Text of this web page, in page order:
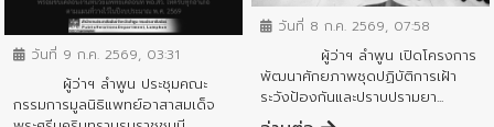
ข่าวสารจังหวัด
วันที่ 9 ก.ค. 2569, 03:31
ผู้ว่าฯ ลำพูน ประชุมคณะ
กรรมการมูลนิธิแพทย์อาสาสมเด็จ
วันที่ 8 ก.ค. 2569, 07:58
ผู้ว่าฯ ลำพูน เปิดโครงการ
พัฒนาศักยภาพชุดปฏิบัติการเฝ้า
ระวังป้องกันและปราบปรามยา...